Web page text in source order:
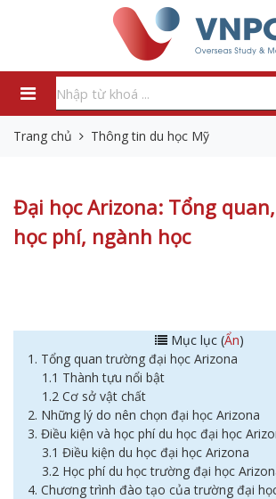
Trang chủ Thông tin du học Mỹ
Đại học Arizona: Tổng
học phí, ngành học
Mục lục (Ẩn)
1. Tổng quan trường đại học Arizona
1.1 Thành tựu nổi bật
1.2 Cơ sở vật chất
2. Những lý do nên chọn đại học Arizona
3. Điều kiện và học phí du học đại học
3.1 Điều kiện du học đại học Arizona
3.2 Học phí du học trường đại học
4. Chương trình đào tạo của trường đại